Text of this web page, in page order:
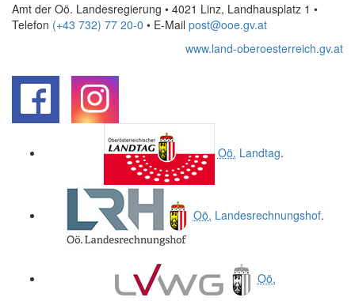
Amt der Oö. Landesregierung • 4021 Linz, Landhausplatz 1 •
Telefon (+43 732) 77 20-0 • E-Mail post@ooe.gv.at
www.land-oberoesterreich.gv.at
Oö. Landtag.
Oö. Landesrechnungshof.
Oö.